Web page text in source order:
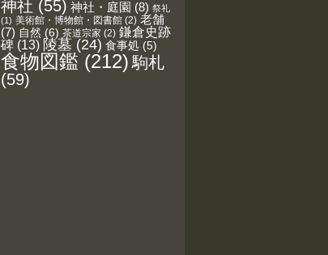
神社 (55) 神社・庭園 (8) 祭礼
(1) 美術館・博物館・図書館(2) 老舗
(7) 自然 (6) 茶道宗家 (2) 鎌倉史跡
碑(13) 陵墓 (24) 食事処(5)
食物図鑑 (212) 駒札
(59)